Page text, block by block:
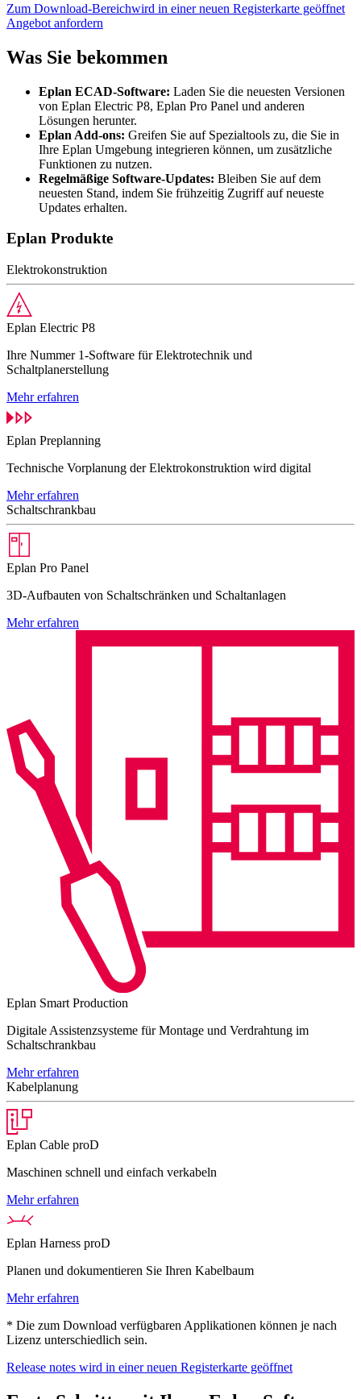
Zum Download-Bereichwird in einer neuen Registerkarte geöffnet
Angebot anfordern
Was Sie bekommen
Eplan ECAD-Software: Laden Sie die neuesten Versionen
von Eplan Electric P8, Eplan Pro Panel und anderen
Lösungen herunter.
Eplan Add-ons: Greifen Sie auf Spezialtools zu, die Sie in
Ihre Eplan Umgebung integrieren können, um zusätzliche
Funktionen zu nutzen.
Regelmäßige Software-Updates: Bleiben Sie auf dem
neuesten Stand, indem Sie frühzeitig Zugriff auf neueste
Updates erhalten.
Eplan Produkte
Elektrokonstruktion
Eplan Electric P8
Ihre Nummer 1-Software für Elektrotechnik und
Schaltplanerstellung
Mehr erfahren
Eplan Preplanning
Technische Vorplanung der Elektrokonstruktion wird digital
Mehr erfahren
Schaltschrankbau
Eplan Pro Panel
3D-Aufbauten von Schaltschränken und Schaltanlagen
Mehr erfahren
Eplan Smart Production
Digitale Assistenzsysteme für Montage und Verdrahtung im
Schaltschrankbau
Mehr erfahren
Kabelplanung
Eplan Cable proD
Maschinen schnell und einfach verkabeln
Mehr erfahren
Eplan Harness proD
Planen und dokumentieren Sie Ihren Kabelbaum
Mehr erfahren
* Die zum Download verfügbaren Applikationen können je nach
Lizenz unterschiedlich sein.
Release notes wird in einer neuen Registerkarte geöffnet